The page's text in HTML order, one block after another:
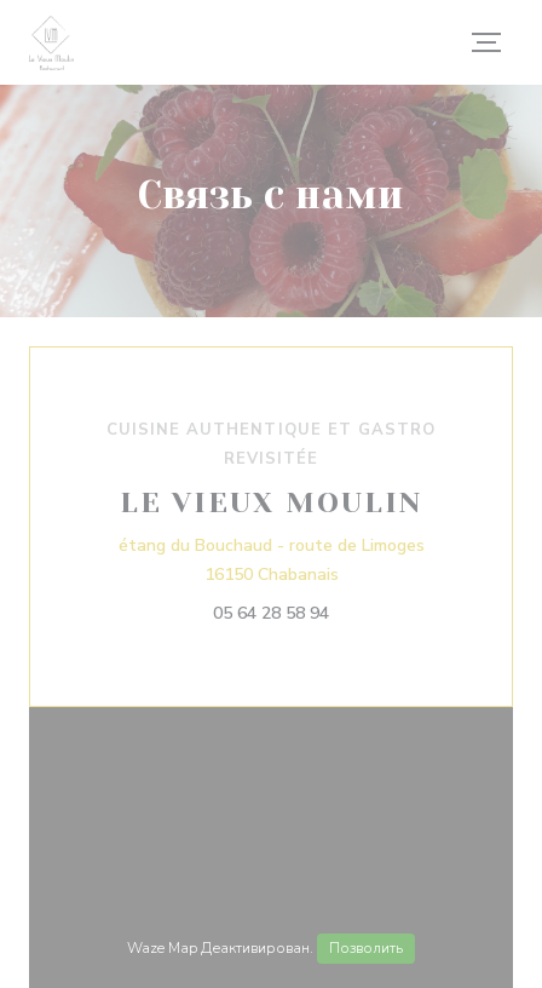
Панель управления cookies
Связь с нами
CUISINE AUTHENTIQUE ET GASTRO
REVISITÉE
LE VIEUX MOULIN
étang du Bouchaud - route de Limoges
16150 Chabanais((открывается в новом
05 64 28 58 94
Waze Map Деактивирован. Позволить